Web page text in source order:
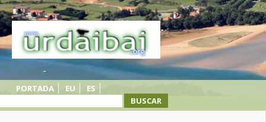
PORTADA EU ES